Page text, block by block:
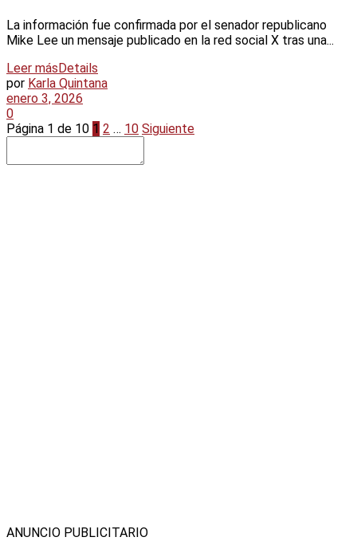
La información fue confirmada por el senador republicano
Mike Lee un mensaje publicado en la red social X tras una...
Leer másDetails
por Karla Quintana
enero 3, 2026
0
Página 1 de 10 1 2 … 10 Siguiente
ANUNCIO PUBLICITARIO